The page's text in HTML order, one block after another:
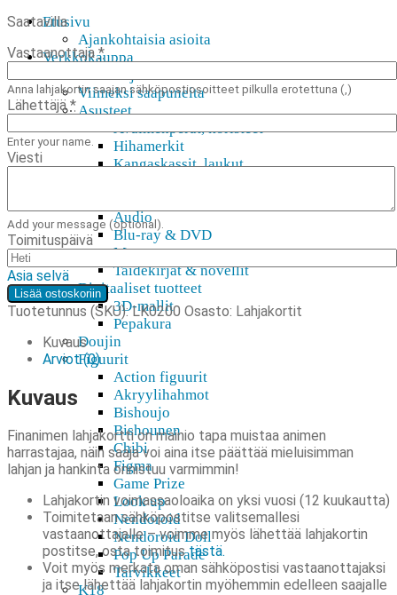
Etusivu
Ajankohtaisia asioita
Verkkokauppa
Mitä lahjaksi animefanille?
Viimeksi saapuneita
Asusteet
Avaimenperät, koristeet
Hihamerkit
Kangaskassit, laukut
Audio
Blu-ray & DVD
Manga
Taidekirjat & novellit
Digitaaliset tuotteet
3D-mallit
Pepakura
Doujin
Figuurit
Action figuurit
Akryylihahmot
Bishoujo
Bishounen
Chibi
Figma
Game Prize
Look up
Nendoroid
Nendoroid Doll
Pop Up Parade
Tarvikkeet
K18
Saatavilla
Vastaanottaja*
Anna lahjakortin saajan sähköpostiosoitteet pilkulla erotettuna (,)
Lähettäjä*
Enter your name.
Viesti
Add your message (optional).
Toimituspäivä
Asia selvä
Lahjakortti
200€
Lisää ostoskoriin
Tuotetunnus (SKU):LK0200 Osasto: Lahjakortit
Kuvaus
Arviot (0)
Kuvaus
Finanimen lahjakortti on mainio tapa muistaa animen
harrastajaa, näin saaja voi aina itse päättää mieluisimman
lahjan ja hankinta onnistuu varmimmin!
Lahjakortin voimassaoloaika on yksi vuosi (12 kuukautta)
Toimitetaan sähköpostitse valitsemallesi
vastaanottajalle – voimme myös lähettää lahjakortin
postitse, osta toimitustästä.
Voit myös merkata oman sähköpostisi vastaanottajaksi
ja itse lähettää lahjakortin myöhemmin edelleen saajalle